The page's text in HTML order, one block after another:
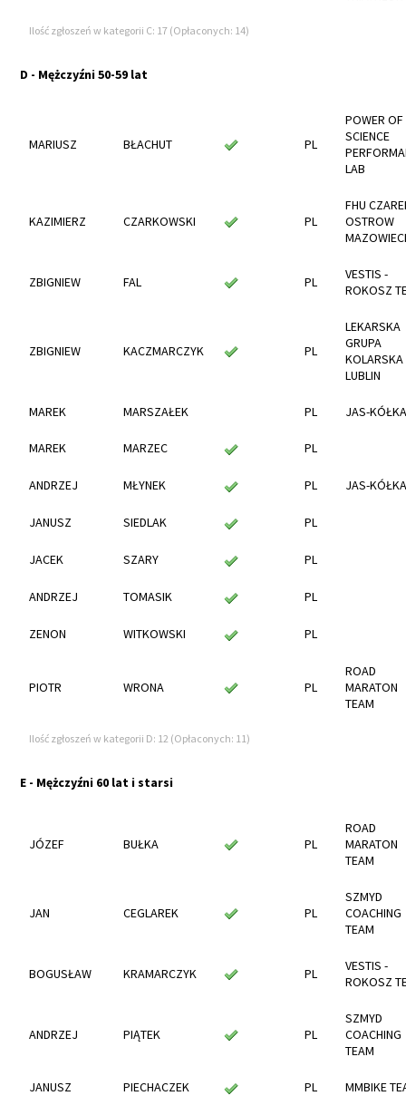
Ilość zgłoszeń w kategorii C: 17 (Opłaconych: 14)
D - Mężczyźni 50-59 lat
MARIUSZ BŁACHUT PL
POWER OF
SCIENCE
LAB
KAZIMIERZ CZARKOWSKI PL
FHU
OSTROW
ZBIGNIEW FAL PL
VESTIS -
ROKOSZ
ZBIGNIEW KACZMARCZYK PL
LEKARSKA
GRUPA
KOLARSKA
LUBLIN
MAREK MARSZAŁEK PL JAS-KÓŁKA
MAREK MARZEC PL
ANDRZEJ MŁYNEK PL JAS-KÓŁKA
JANUSZ SIEDLAK PL
JACEK SZARY PL
ANDRZEJ TOMASIK PL
ZENON WITKOWSKI PL
PIOTR WRONA PL
ROAD
MARATON
TEAM
Ilość zgłoszeń w kategorii D: 12 (Opłaconych: 11)
E - Mężczyźni 60 lat i starsi
JÓZEF BUŁKA PL
ROAD
MARATON
TEAM
JAN CEGLAREK PL
SZMYD
COACHING
TEAM
BOGUSŁAW KRAMARCZYK PL
VESTIS -
ROKOSZ
ANDRZEJ PIĄTEK PL
SZMYD
COACHING
TEAM
JANUSZ PIECHACZEK PL MMBIKE